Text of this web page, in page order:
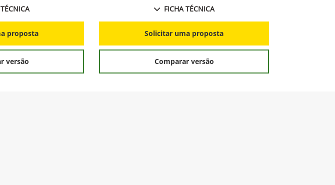
proposta
versão
FICHA TÉCNICA
Solicitar uma proposta
Comparar versão